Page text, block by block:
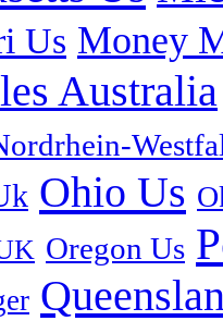
Us Money
Australia
Ohio Us
Oregon Us